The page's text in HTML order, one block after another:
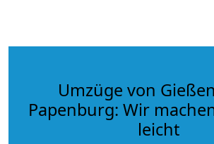
Umzüge von
Papenburg: Wir
leicht